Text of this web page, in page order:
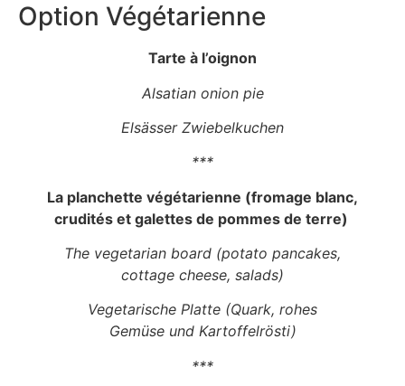
Option Végétarienne
Tarte à l’oignon
Alsatian onion pie
Elsässer Zwiebelkuchen
***
La planchette végétarienne (fromage blanc,
crudités et galettes de pommes de terre)
The vegetarian board (potato pancakes,
cottage cheese, salads)
Vegetarische Platte (Quark, rohes
Gemüse und Kartoffelrösti)
***